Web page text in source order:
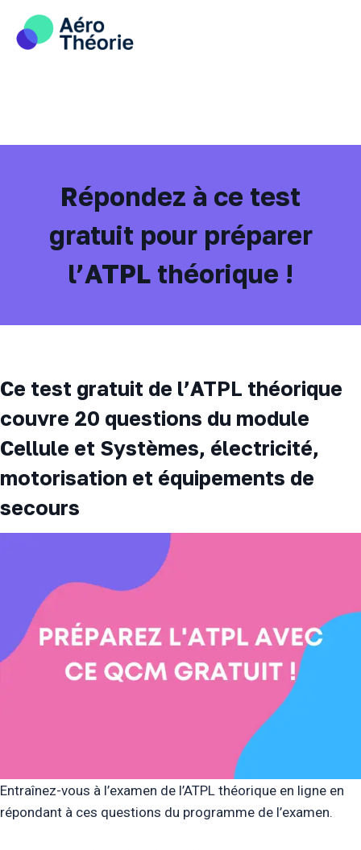
content
Répondez à ce test
gratuit pour préparer
l’ATPL théorique !
Ce test gratuit de l’ATPL théorique
couvre 20 questions du module
Cellule et Systèmes, électricité,
motorisation et équipements de
secours
Entraînez-vous à l’examen de l’ATPL théorique en ligne en
répondant à ces questions du programme de l’examen.